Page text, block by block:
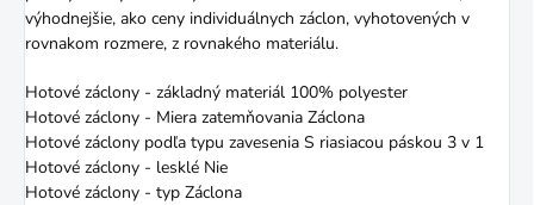
výhodnejšie, ako ceny individuálnych záclon, vyhotovených v
rovnakom rozmere, z rovnakého materiálu.
Hotové záclony - základný materiál 100% polyester
Hotové záclony - Miera zatemňovania Záclona
Hotové záclony podľa typu zavesenia S riasiacou páskou 3 v 1
Hotové záclony - lesklé Nie
Hotové záclony - typ Záclona